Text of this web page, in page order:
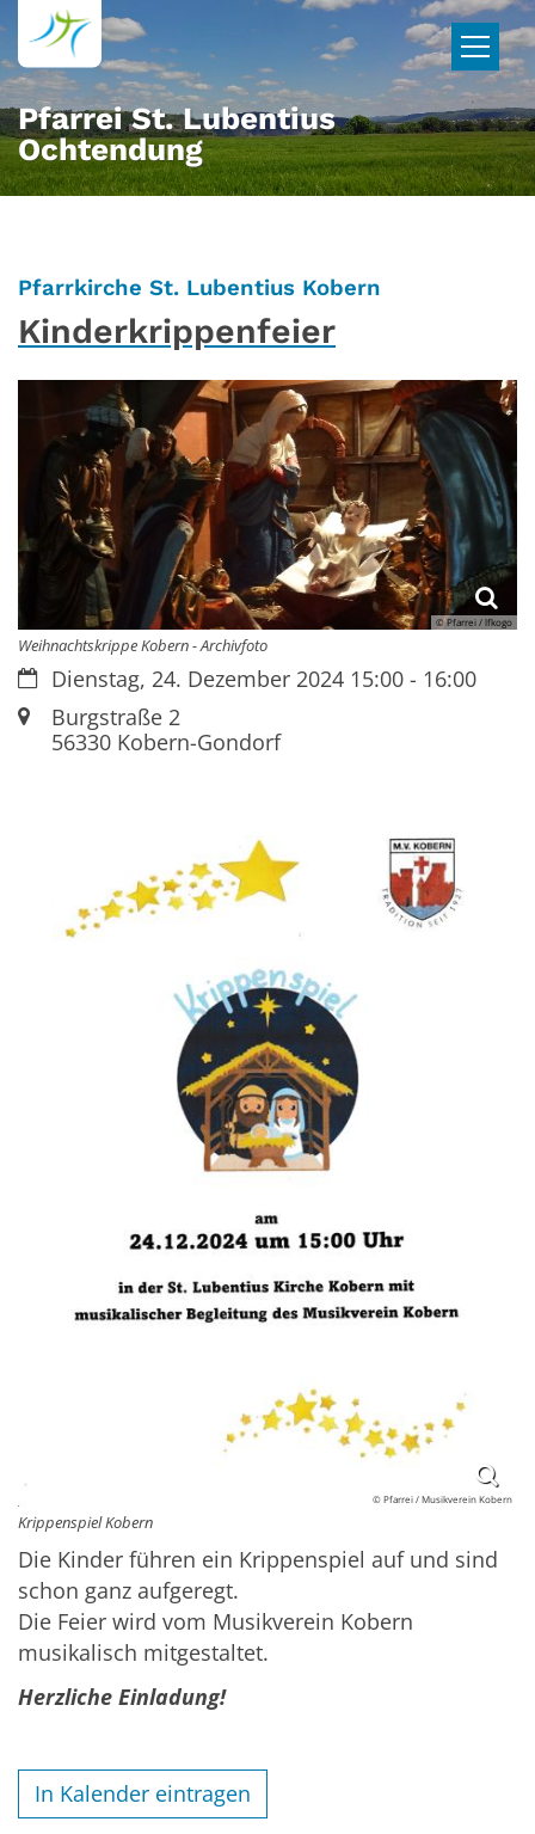
Zum Inhalt springen
Pfarrei St. Lubentius
Ochtendung
Pfarrkirche St. Lubentius Kobern
Kinderkrippenfeier
© Pfarrei / lfkogo
Weihnachtskrippe Kobern - Archivfoto
Datum:Dienstag, 24. Dezember 2024 15:00 - 16:00
Ort:Burgstraße 2
56330Kobern-Gondorf
© Pfarrei / Musikverein Kobern
Krippenspiel Kobern
Die Kinder führen ein Krippenspiel auf und sind
schon ganz aufgeregt.
Die Feier wird vom Musikverein Kobern
musikalisch mitgestaltet.
Herzliche Einladung!
In Kalender eintragen